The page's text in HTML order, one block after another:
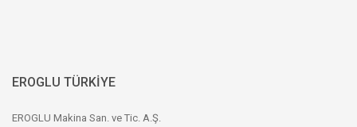
EROGLU TÜRKİYE
EROGLU Makina San. ve Tic. A.Ş.